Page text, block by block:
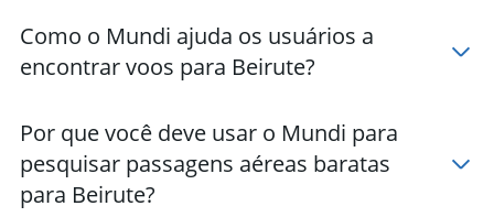
Como o Mundi ajuda os usuários a
encontrar voos para Beirute?
Por que você deve usar o Mundi para
pesquisar passagens aéreas baratas
para Beirute?